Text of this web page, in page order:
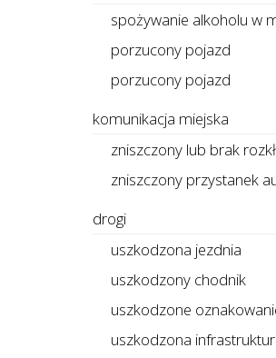
spożywanie alkoholu w
porzucony pojazd
porzucony pojazd
komunikacja miejska
zniszczony lub brak
zniszczony przystanek
drogi
uszkodzona jezdnia
uszkodzony chodnik
uszkodzone
uszkodzona